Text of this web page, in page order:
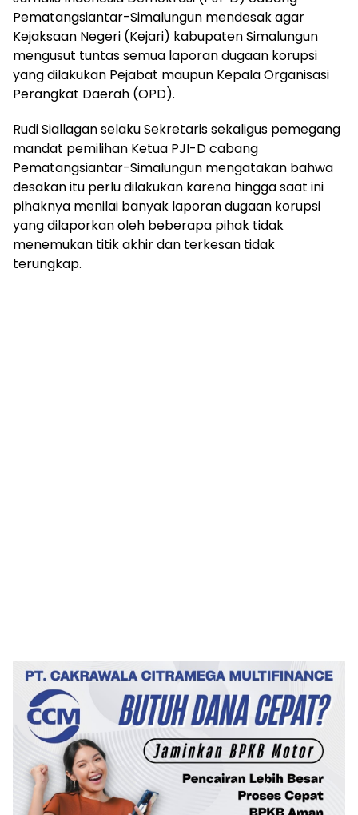
Pematangsiantar-Simalungun mendesak agar
Kejaksaan Negeri (Kejari) kabupaten Simalungun
mengusut tuntas semua laporan dugaan korupsi
yang dilakukan Pejabat maupun Kepala Organisasi
Perangkat Daerah (OPD).
Rudi Siallagan selaku Sekretaris sekaligus pemegang
mandat pemilihan Ketua PJI-D cabang
Pematangsiantar-Simalungun mengatakan bahwa
desakan itu perlu dilakukan karena hingga saat ini
pihaknya menilai banyak laporan dugaan korupsi
yang dilaporkan oleh beberapa pihak tidak
menemukan titik akhir dan terkesan tidak
terungkap.